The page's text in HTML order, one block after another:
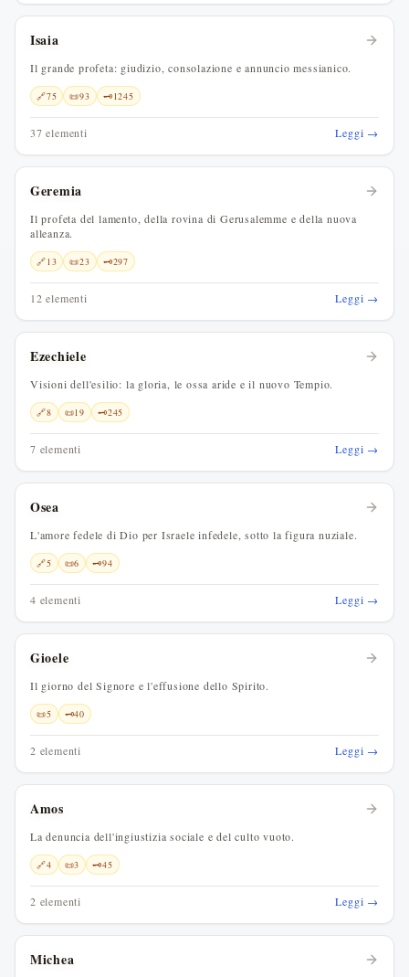
Isaia
Il grande profeta: giudizio, consolazione e annuncio messianico.
🔗75 📜93 🗝️1245
37 elementi Leggi →
Geremia
Il profeta del lamento, della rovina di Gerusalemme e della nuova
alleanza.
🔗13 📜23 🗝️297
12 elementi Leggi →
Ezechiele
Visioni dell'esilio: la gloria, le ossa aride e il nuovo Tempio.
🔗8 📜19 🗝️245
7 elementi Leggi →
Osea
L'amore fedele di Dio per Israele infedele, sotto la figura nuziale.
🔗5 📜6 🗝️94
4 elementi Leggi →
Gioele
Il giorno del Signore e l'effusione dello Spirito.
📜5 🗝️40
2 elementi Leggi →
Amos
La denuncia dell'ingiustizia sociale e del culto vuoto.
🔗4 📜3 🗝️45
2 elementi Leggi →
Michea